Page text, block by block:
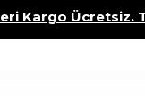
Kargo Ücretsiz.